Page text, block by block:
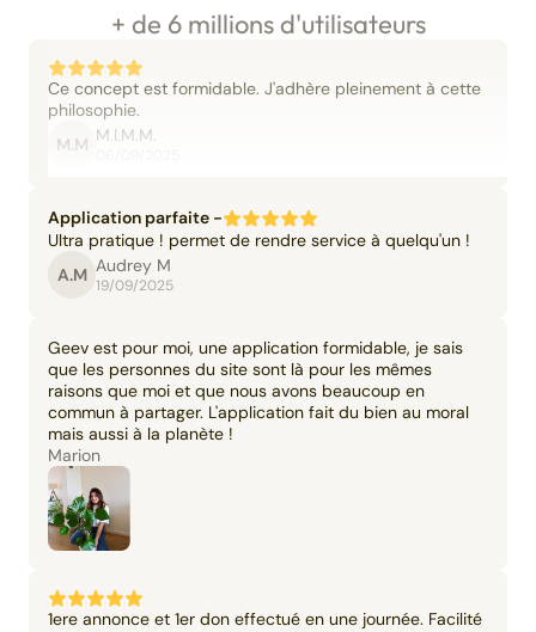
+ de 6 millions d'utilisateurs
Ce concept est formidable. J'adhère pleinement à cette
philosophie.
M.M M.I.M.M.
Application parfaite -
Ultra pratique ! permet de rendre service à quelqu'un !
A.M Audrey M
19/09/2025
Geev est pour moi, une application formidable, je sais
que les personnes du site sont là pour les mêmes
raisons que moi et que nous avons beaucoup en
commun à partager. L'application fait du bien au moral
mais aussi à la planète !
Marion
1ere annonce et 1er don effectué en une journée. Facilité